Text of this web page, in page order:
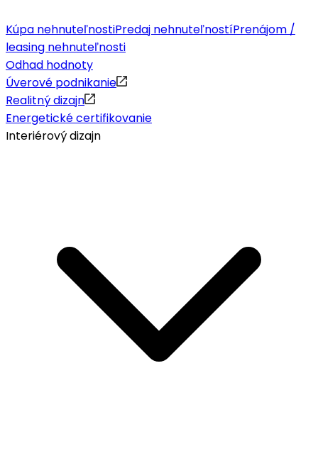
Kúpa nehnuteľnostiPredaj nehnuteľnostíPrenájom /
leasing nehnuteľnosti
Odhad hodnoty
Úverové podnikanie
Realitný dizajn
Energetické certifikovanie
Interiérový dizajn